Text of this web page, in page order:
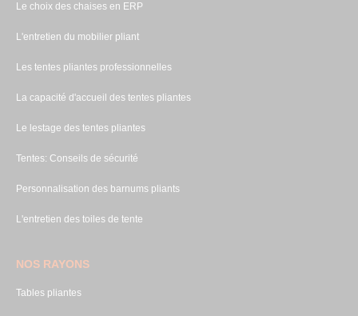
Le choix des chaises en ERP
L'entretien du mobilier pliant
Les tentes pliantes professionnelles
La capacité d'accueil des tentes pliantes
Le lestage des tentes pliantes
Tentes: Conseils de sécurité
Personnalisation des barnums pliants
L'entretien des toiles de tente
NOS RAYONS
Tables pliantes